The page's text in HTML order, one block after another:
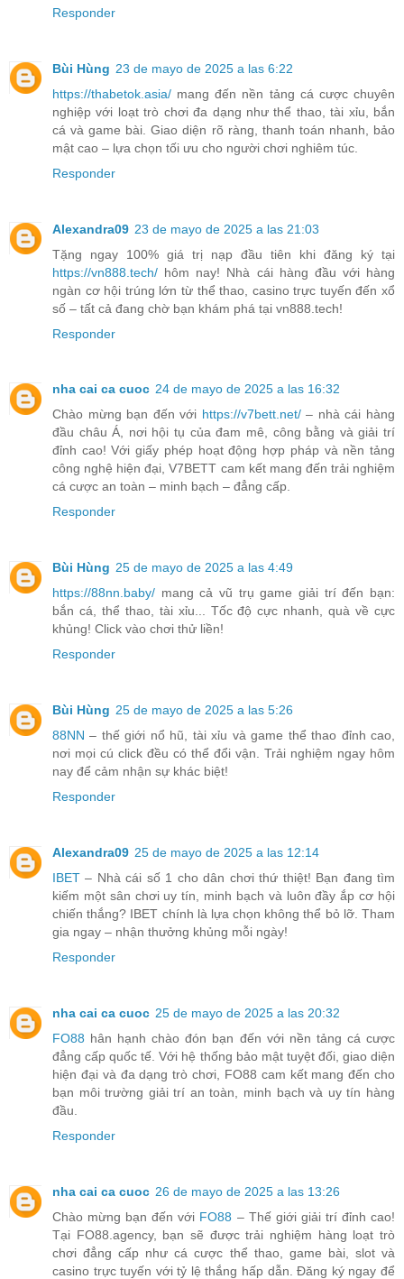
Responder
Bùi Hùng 23 de mayo de 2025 a las 6:22
https://thabetok.asia/ mang đến nền tảng cá cược chuyên
nghiệp với loạt trò chơi đa dạng như thể thao, tài xỉu, bắn
cá và game bài. Giao diện rõ ràng, thanh toán nhanh, bảo
mật cao – lựa chọn tối ưu cho người chơi nghiêm túc.
Responder
Alexandra09 23 de mayo de 2025 a las 21:03
Tặng ngay 100% giá trị nạp đầu tiên khi đăng ký tại
https://vn888.tech/ hôm nay! Nhà cái hàng đầu với hàng
ngàn cơ hội trúng lớn từ thể thao, casino trực tuyến đến xổ
số – tất cả đang chờ bạn khám phá tại vn888.tech!
Responder
nha cai ca cuoc 24 de mayo de 2025 a las 16:32
Chào mừng bạn đến với https://v7bett.net/– nhà cái hàng
đầu châu Á, nơi hội tụ của đam mê, công bằng và giải trí
đỉnh cao! Với giấy phép hoạt động hợp pháp và nền tảng
công nghệ hiện đại, V7BETT cam kết mang đến trải nghiệm
cá cược an toàn – minh bạch – đẳng cấp.
Responder
Bùi Hùng 25 de mayo de 2025 a las 4:49
https://88nn.baby/ mang cả vũ trụ game giải trí đến bạn:
bắn cá, thể thao, tài xỉu... Tốc độ cực nhanh, quà về cực
khủng! Click vào chơi thử liền!
Responder
Bùi Hùng 25 de mayo de 2025 a las 5:26
88NN – thế giới nổ hũ, tài xỉu và game thể thao đỉnh cao,
nơi mọi cú click đều có thể đổi vận. Trải nghiệm ngay hôm
nay để cảm nhận sự khác biệt!
Responder
Alexandra09 25 de mayo de 2025 a las 12:14
IBET – Nhà cái số 1 cho dân chơi thứ thiệt! Bạn đang tìm
kiếm một sân chơi uy tín, minh bạch và luôn đầy ắp cơ hội
chiến thắng? IBET chính là lựa chọn không thể bỏ lỡ. Tham
gia ngay – nhận thưởng khủng mỗi ngày!
Responder
nha cai ca cuoc 25 de mayo de 2025 a las 20:32
FO88 hân hạnh chào đón bạn đến với nền tảng cá cược
đẳng cấp quốc tế. Với hệ thống bảo mật tuyệt đối, giao diện
hiện đại và đa dạng trò chơi, FO88 cam kết mang đến cho
bạn môi trường giải trí an toàn, minh bạch và uy tín hàng
đầu.
Responder
nha cai ca cuoc 26 de mayo de 2025 a las 13:26
Chào mừng bạn đến với FO88 – Thế giới giải trí đỉnh cao!
Tại FO88.agency, bạn sẽ được trải nghiệm hàng loạt trò
chơi đẳng cấp như cá cược thể thao, game bài, slot và
casino trực tuyến với tỷ lệ thắng hấp dẫn. Đăng ký ngay để